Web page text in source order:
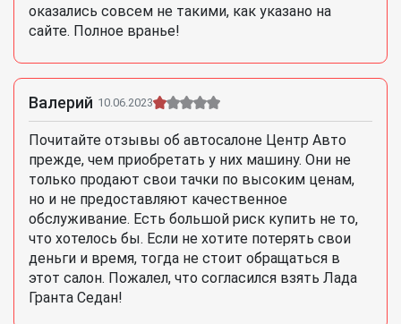
оказались совсем не такими, как указано на
сайте. Полное вранье!
Валерий 10.06.2023
Почитайте отзывы об автосалоне Центр Авто
прежде, чем приобретать у них машину. Они не
только продают свои тачки по высоким ценам,
но и не предоставляют качественное
обслуживание. Есть большой риск купить не то,
что хотелось бы. Если не хотите потерять свои
деньги и время, тогда не стоит обращаться в
этот салон. Пожалел, что согласился взять Лада
Гранта Седан!